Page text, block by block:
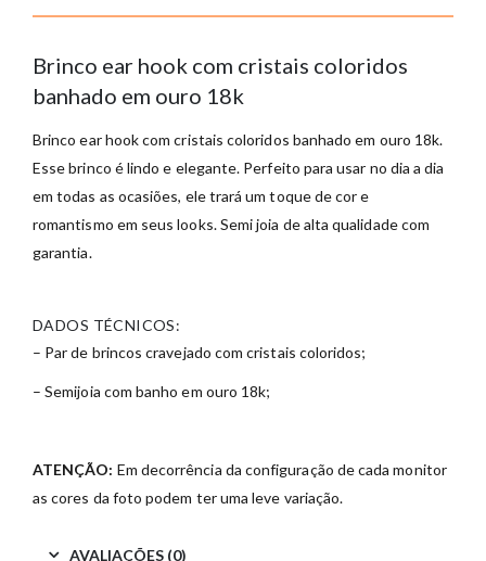
Brinco ear hook com cristais coloridos
banhado em ouro 18k
Brinco ear hook com cristais coloridos banhado em ouro 18k.
Esse brinco é lindo e elegante. Perfeito para usar no dia a dia
em todas as ocasiões, ele trará um toque de cor e
romantismo em seus looks. Semi joia de alta qualidade com
garantia.
DADOS TÉCNICOS:
– Par de brincos cravejado com cristais coloridos;
– Semijoia com banho em ouro 18k;
ATENÇÃO: Em decorrência da configuração de cada monitor
as cores da foto podem ter uma leve variação.
AVALIAÇÕES (0)